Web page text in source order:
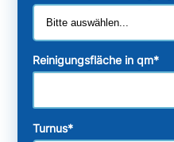
Reinigungsfläche in qm*
Turnus*